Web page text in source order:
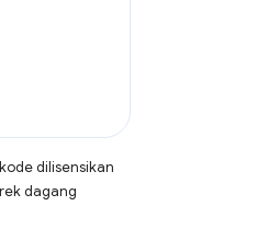
dilisensikan
dagang